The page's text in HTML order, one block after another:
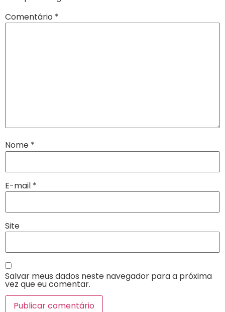
Comentário *
Nome *
E-mail *
Site
Salvar meus dados neste navegador para a próxima
vez que eu comentar.